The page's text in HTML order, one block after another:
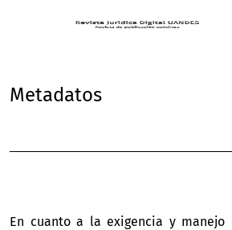
Metadatos
En cuanto a la exigencia y manejo